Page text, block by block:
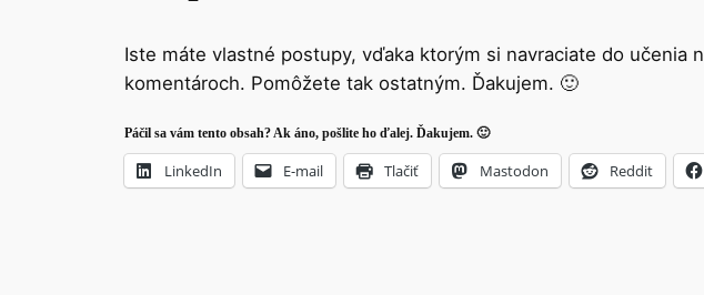
Iste máte vlastné postupy, vďaka ktorým si navraciate do
komentároch. Pomôžete tak ostatným. Ďakujem. 🙂
Páčil sa vám tento obsah? Ak áno, pošlite ho ďalej. Ďakujem. 🙂
LinkedIn E-mail Tlačiť Mastodon Reddit